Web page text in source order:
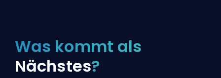
Was kommt als
Nächstes?